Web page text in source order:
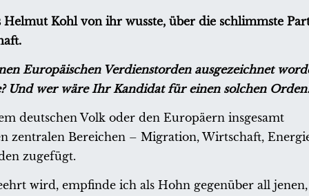
Kohl von ihr wusste, über die schlimmste
Europäischen Verdienstorden ausgezeichnet
Und wer wäre Ihr Kandidat für einen solchen
deutschen Volk oder den Europäern insgesamt
zentralen Bereichen – Migration, Wirtschaft,
zugefügt.
wird, empfinde ich als Hohn gegenüber all